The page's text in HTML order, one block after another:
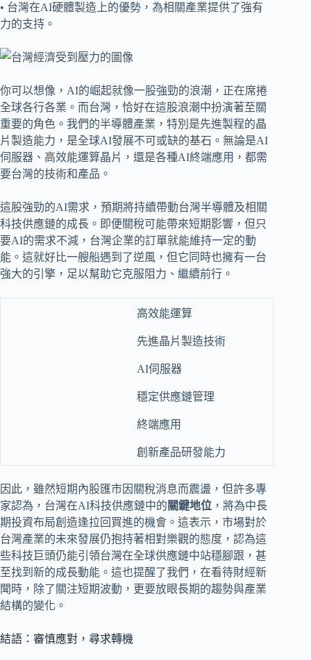
• 台灣在AI硬體製造上的優勢，為相關產業提供了強有
力的支持。
你可以想像，AI的崛起就像一股強勁的浪潮，正在席捲
全球各行各業。而台灣，恰好在這股浪潮中扮演著至關
重要的角色。我們的半導體產業，特別是先進製程的晶
片製造能力，是全球AI發展不可或缺的基石。無論是AI
伺服器、高效能運算晶片，還是各種AI終端應用，都需
要台灣的技術和產品。
這股強勁的AI需求，預期將持續帶動台灣半導體及相關
科技供應鏈的成長。即便關稅可能帶來短期影響，但只
要AI的需求不減，台灣企業的訂單就能維持一定的動
能。這就好比一艘船遇到了逆風，但它同時也擁有一台
強大的引擎，足以幫助它克服阻力、繼續前行。
高效能運算
先進晶片製造技術
AI伺服器
穩定供應鏈管理
終端應用
創新產品研發能力
因此，雖然短期內股匯市因關稅消息而震盪，但許多專
家認為，台灣在AI科技供應鏈中的 關鍵地位 ，將為中長
期投資布局創造逢拉回買進的機會。這表示，市場對於
台灣產業的未來發展仍抱持著相對樂觀的態度，認為這
些科技巨頭仍能引領台灣在全球供應鏈中站穩腳跟，甚
至找到新的成長動能。這也提醒了我們，在看待財經新
聞時，除了關注短期波動，更要放眼長期的趨勢與產業
結構的變化。
結語：審慎應對，尋求轉機